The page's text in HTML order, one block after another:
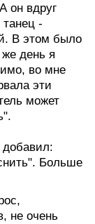
он вдруг
танец -
В этом было
день я
во мне
эти
может
добавил:
Больше
не очень